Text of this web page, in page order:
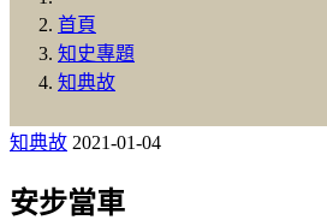
首頁
知史專題
知典故
知典故 2021-01-04
安步當車